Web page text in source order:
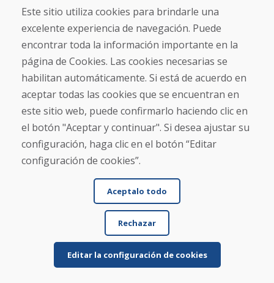
Jürgen Reinhard , 17.12.2025
★★★★★
Pedimos un par de esquís usados y los recibimos
en cuatro días laborables. Los esquís son usados ...
Leer más ...
Escribe una reseña
★★
Este sitio utiliza cookies para brindarle una
excelente experiencia de navegación. Puede
encontrar toda la información importante en la
página de Cookies. Las cookies necesarias se
habilitan automáticamente. Si está de acuerdo en
aceptar todas las cookies que se encuentran en
este sitio web, puede confirmarlo haciendo clic en
el botón "Aceptar y continuar". Si desea ajustar su
configuración, haga clic en el botón “Editar
configuración de cookies”.
Aceptalo todo
Rechazar
Editar la configuración de cookies